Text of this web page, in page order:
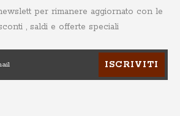
per rimanere aggiornato con le
, saldi e offerte speciali
ISCRIVITI